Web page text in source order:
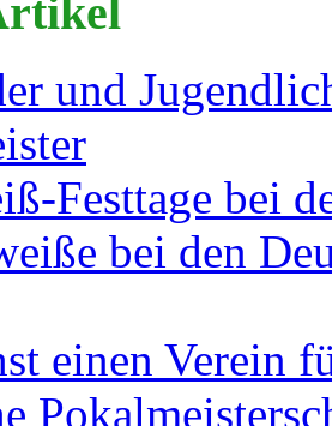
und
Festtage bei
bei den
einen Verein